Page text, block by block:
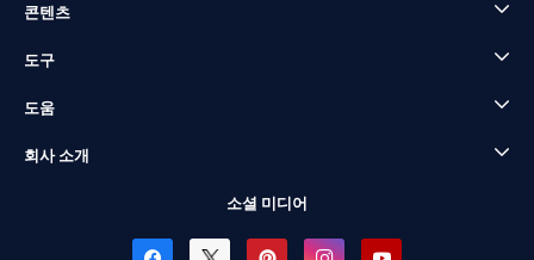
콘텐츠
도구
도움
회사 소개
소셜 미디어